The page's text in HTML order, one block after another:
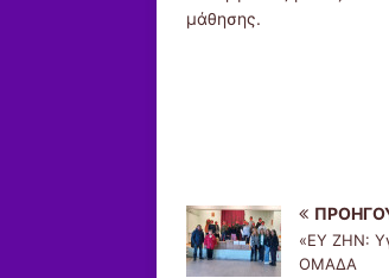
μάθησης.
«ΕΥ ΖΗΝ:
ΟΜΑΔΑ